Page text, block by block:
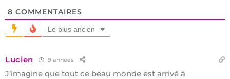
8 COMMENTAIRES
Le plus ancien
Lucien 9 années
J’imagine que tout ce beau monde est arrivé à